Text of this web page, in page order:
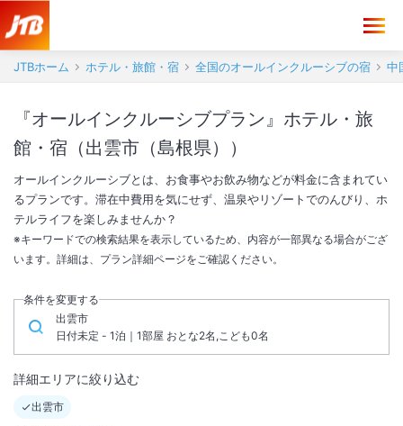
JTBホーム ホテル・旅館・宿 全国のオールインクルーシブの宿 中
『オールインクルーシブプラン』ホテル・旅
館・宿（出雲市（島根県））
オールインクルーシブとは、お食事やお飲み物などが料金に含まれてい
るプランです。滞在中費用を気にせず、温泉やリゾートでのんびり、ホ
テルライフを楽しみませんか？
※キーワードでの検索結果を表示しているため、内容が一部異なる場合がござ
います。詳細は、プラン詳細ページをご確認ください。
条件を変更する
出雲市
日付未定 - 1泊｜1部屋 おとな2名,こども0名
詳細エリアに絞り込む
出雲市